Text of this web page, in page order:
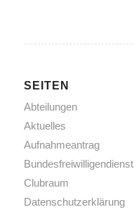
SEITEN
Abteilungen
Aktuelles
Aufnahmeantrag
Bundesfreiwilligendienst
Clubraum
Datenschutzerklärung